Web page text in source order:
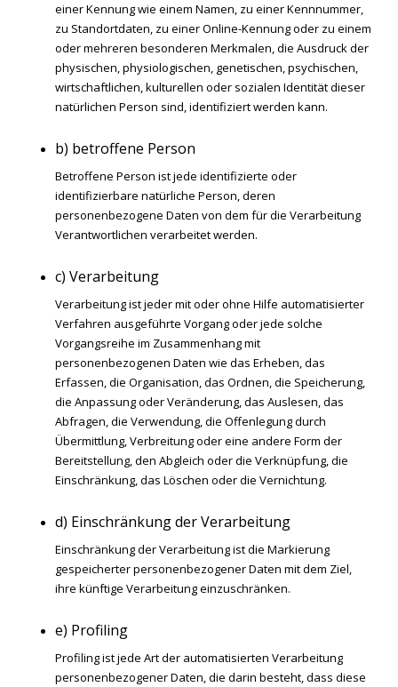
einer Kennung wie einem Namen, zu einer Kennnummer,
zu Standortdaten, zu einer Online-Kennung oder zu einem
oder mehreren besonderen Merkmalen, die Ausdruck der
physischen, physiologischen, genetischen, psychischen,
wirtschaftlichen, kulturellen oder sozialen Identität dieser
natürlichen Person sind, identifiziert werden kann.
b) betroffene Person
Betroffene Person ist jede identifizierte oder
identifizierbare natürliche Person, deren
personenbezogene Daten von dem für die Verarbeitung
Verantwortlichen verarbeitet werden.
c) Verarbeitung
Verarbeitung ist jeder mit oder ohne Hilfe automatisierter
Verfahren ausgeführte Vorgang oder jede solche
Vorgangsreihe im Zusammenhang mit
personenbezogenen Daten wie das Erheben, das
Erfassen, die Organisation, das Ordnen, die Speicherung,
die Anpassung oder Veränderung, das Auslesen, das
Abfragen, die Verwendung, die Offenlegung durch
Übermittlung, Verbreitung oder eine andere Form der
Bereitstellung, den Abgleich oder die Verknüpfung, die
Einschränkung, das Löschen oder die Vernichtung.
d) Einschränkung der Verarbeitung
Einschränkung der Verarbeitung ist die Markierung
gespeicherter personenbezogener Daten mit dem Ziel,
ihre künftige Verarbeitung einzuschränken.
e) Profiling
Profiling ist jede Art der automatisierten Verarbeitung
personenbezogener Daten, die darin besteht, dass diese